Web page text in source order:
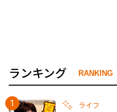
ランキング RANKING
ライフ